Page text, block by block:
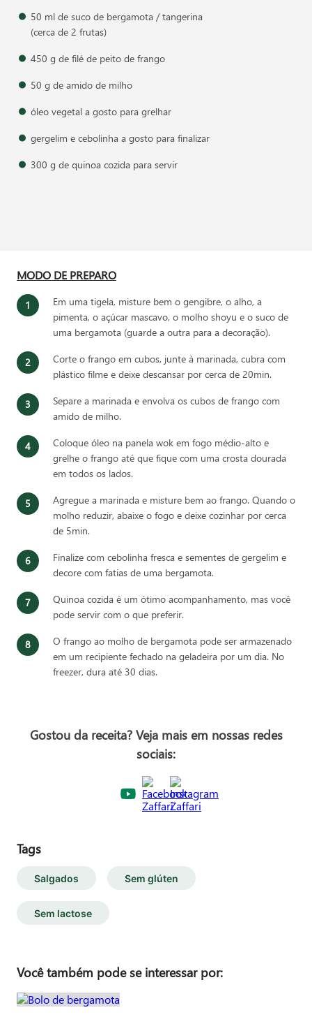
50 ml de suco de bergamota / tangerina
(cerca de 2 frutas)
450 g de filé de peito de frango
50 g de amido de milho
óleo vegetal a gosto para grelhar
gergelim e cebolinha a gosto para finalizar
300 g de quinoa cozida para servir
MODO DE PREPARO
Em uma tigela, misture bem o gengibre, o alho, a
pimenta, o açúcar mascavo, o molho shoyu e o suco de
uma bergamota (guarde a outra para a decoração).
Corte o frango em cubos, junte à marinada, cubra com
plástico filme e deixe descansar por cerca de 20min.
Separe a marinada e envolva os cubos de frango com
amido de milho.
Coloque óleo na panela wok em fogo médio-alto e
grelhe o frango até que fique com uma crosta dourada
em todos os lados.
Agregue a marinada e misture bem ao frango. Quando o
molho reduzir, abaixe o fogo e deixe cozinhar por cerca
de 5min.
Finalize com cebolinha fresca e sementes de gergelim e
decore com fatias de uma bergamota.
Quinoa cozida é um ótimo acompanhamento, mas você
pode servir com o que preferir.
O frango ao molho de bergamota pode ser armazenado
em um recipiente fechado na geladeira por um dia. No
freezer, dura até 30 dias.
Gostou da receita? Veja mais em nossas redes
sociais:
Tags
Salgados Sem glúten
Sem lactose
Você também pode se interessar por: